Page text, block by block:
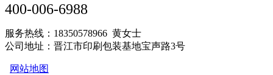
400-006-6988
服务热线：18350578966 黄女士
公司地址：晋江市印刷包装基地宝声路3号
网站地图